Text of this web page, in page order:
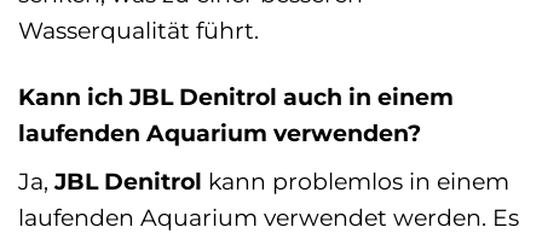
Wasserqualität führt.
Kann ich JBL Denitrol auch in einem
laufenden Aquarium verwenden?
Ja,JBL Denitrol kann problemlos in einem
laufenden Aquarium verwendet werden. Es